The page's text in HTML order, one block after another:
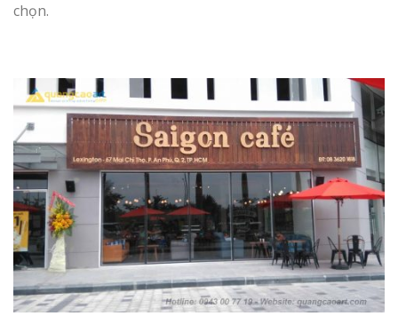
chọn.
Làm bảng hiệu gỗ tại
Nghệ An
Làm biển
tóc Thuận An
Thi công
cáo Vinh
Làm biển